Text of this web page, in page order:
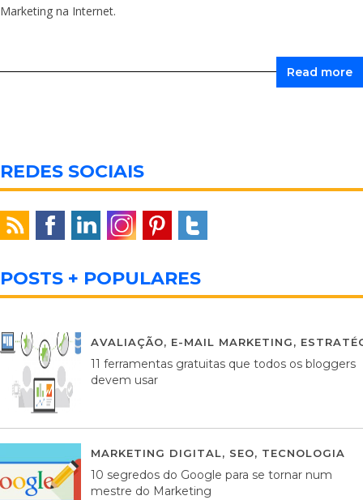
Marketing na Internet.
Read more
REDES SOCIAIS
POSTS + POPULARES
AVALIAÇÃO, E-MAIL MARKETING,
11 ferramentas gratuitas que todos os bloggers
devem usar
MARKETING DIGITAL, SEO, TECNOLOGIA
10 segredos do Google para se tornar num
mestre do Marketing